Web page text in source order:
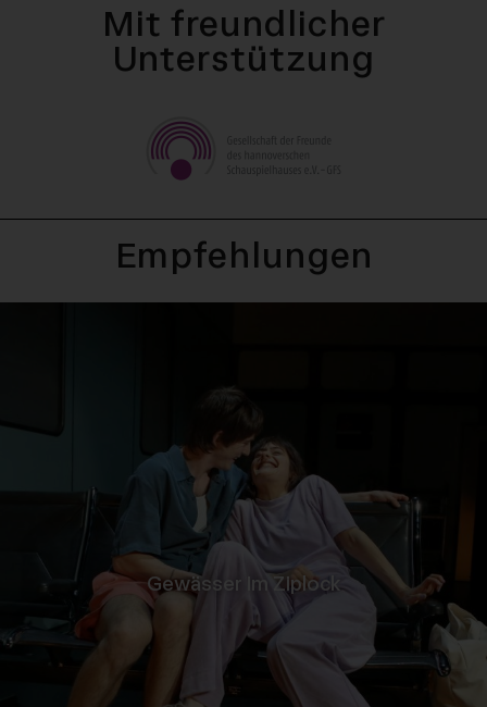
Mit freundlicher
Unterstützung
Empfehlungen
Gewässer im Ziplock